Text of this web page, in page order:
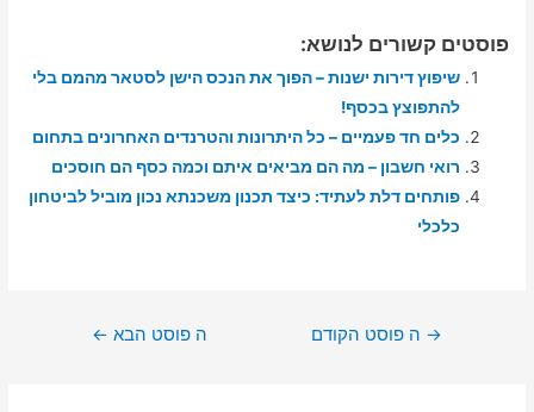
פוסטים קשורים לנושא:
שיפוץ דירות ישנות – הפוך את הנכס הישן לסטאר מהמם בלי
להתפוצץ בכסף!
כלים חד פעמיים – כל היתרונות והטרנדים האחרונים בתחום
רואי חשבון – מה הם מביאים איתם וכמה כסף הם חוסכים
פותחים דלת לעתיד: כיצד תכנון משכנתא נכון מוביל לביטחון
כלכלי
ניווט
→ ה פוסט הקודם ה פוסט הבא ←